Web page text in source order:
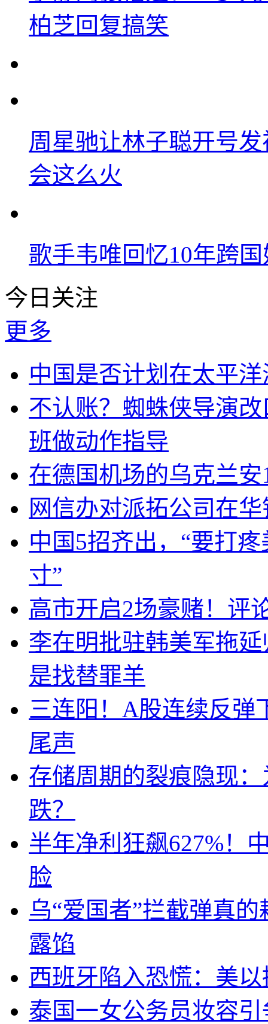
柏芝回复搞笑
周星驰让林子聪开号
会这么火
歌手韦唯回忆10年跨
今日关注
更多
中国是否计划在太平
不认账？蜘蛛侠导演
班做动作指导
在德国机场的乌克兰
网信办对派拓公司在
中国5招齐出，“要打
寸”
高市开启2场豪赌！评
李在明批驻韩美军拖
是找替罪羊
三连阳！A股连续反弹
尾声
存储周期的裂痕隐现
跌？
半年净利狂飙627%！
脸
乌“爱国者”拦截弹真
露馅
西班牙陷入恐慌：美
泰国一女公务员妆容